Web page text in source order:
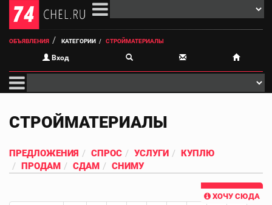
ОБЪЯВЛЕНИЯ КАТЕГОРИИ СТРОЙМАТЕРИАЛЫ
Вход
СТРОЙМАТЕРИАЛЫ
ПРЕДЛОЖЕНИЯ СПРОС УСЛУГИ
КУПЛЮ
ПРОДАМ
СДАМ СНИМУ
ХОЧУ СЮДА